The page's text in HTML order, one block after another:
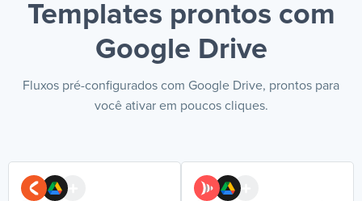
Templates prontos com
Google Drive
Fluxos pré-configurados com Google Drive, prontos para
você ativar em poucos cliques.